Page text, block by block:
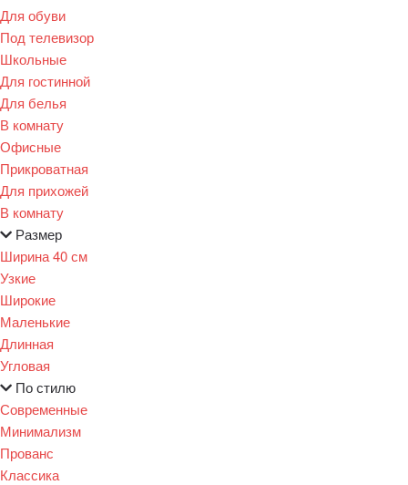
Для обуви
Под телевизор
Школьные
Для гостинной
Для белья
В комнату
Офисные
Прикроватная
Для прихожей
В комнату
Размер
Ширина 40 см
Узкие
Широкие
Маленькие
Длинная
Угловая
По стилю
Современные
Минимализм
Прованс
Классика